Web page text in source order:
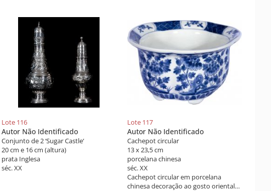
Lote 116
Autor Não Identificado
Conjunto de 2 ‘Sugar Castle‘
20 cm e 16 cm (altura)
prata Inglesa
séc. XX
Lote 117
Autor Não Identificado
Cachepot circular
13 x 23,5 cm
porcelana chinesa
séc. XX
Cachepot circular em porcelana
chinesa decoração ao gosto oriental